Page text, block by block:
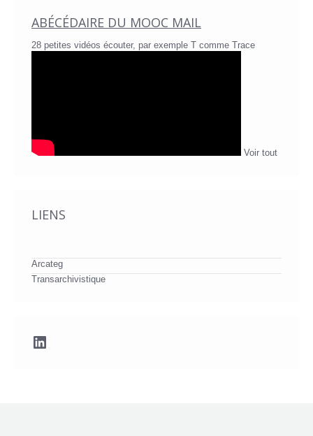
ABÉCÉDAIRE DU MOOC MAIL
28 petites vidéos écouter, par exemple T comme Trace
Voir tout
LIENS
Arcateg
Transarchivistique
LinkedIn